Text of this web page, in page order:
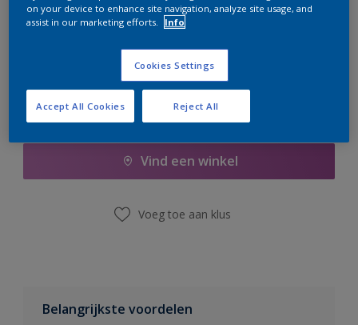
er hard aan om de voorraad aan te vullen.
Boodschappenlijst
Vind een winkel
Voeg toe aan klus
Belangrijkste voordelen
on your device to enhance site navigation, analyze site usage, and
assist in our marketing efforts.
Info
Cookies Settings
Reject All
Accept All Cookies